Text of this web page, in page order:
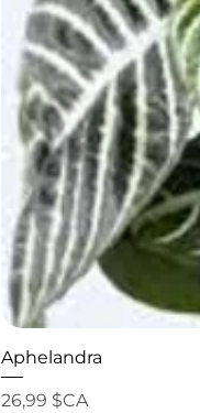
Aphelandra
Prix
26,99 $CA